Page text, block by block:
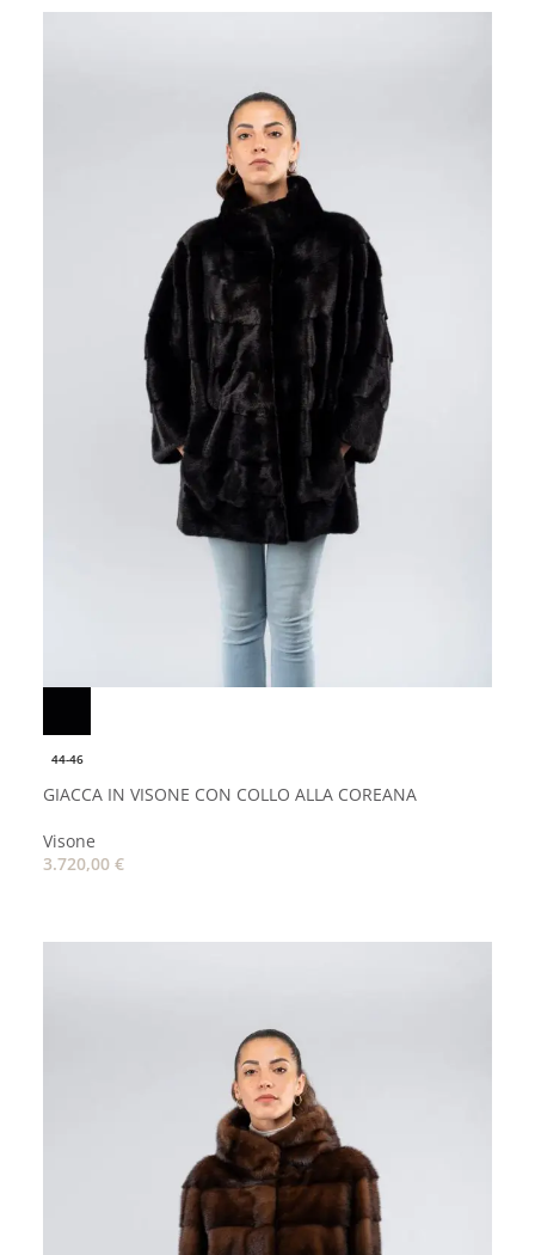
44-46
GIACCA IN VISONE CON COLLO ALLA COREANA
Visone
3.720,00 €